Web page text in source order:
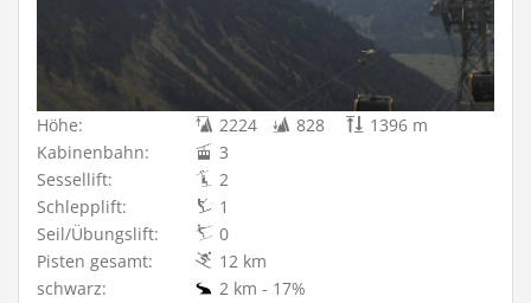
Höhe: 2224 828
1396 m
Kabinenbahn:
3
Sessellift:
2
Schlepplift:
1
Seil/Übungslift:
0
Pisten gesamt:
12 km
schwarz:
2 km - 17%